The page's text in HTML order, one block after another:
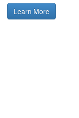
Learn More